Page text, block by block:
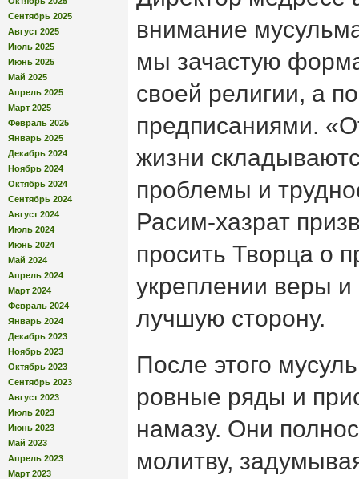
Сентябрь 2025
Август 2025
Июль 2025
Июнь 2025
Май 2025
Апрель 2025
Март 2025
Февраль 2025
Январь 2025
Декабрь 2024
Ноябрь 2024
Октябрь 2024
Сентябрь 2024
Август 2024
Июль 2024
Июнь 2024
Май 2024
Апрель 2024
Март 2024
Февраль 2024
Январь 2024
Декабрь 2023
Ноябрь 2023
Октябрь 2023
Сентябрь 2023
Август 2023
Июль 2023
Июнь 2023
Май 2023
Апрель 2023
Март 2023
внимание
мы зачастую
своей религии, а
предписаниями.
жизни
проблемы и
Расим-хазрат
просить Творца о
укреплении веры
лучшую сторону.
После этого
ровные ряды и
намазу. Они
молитву,